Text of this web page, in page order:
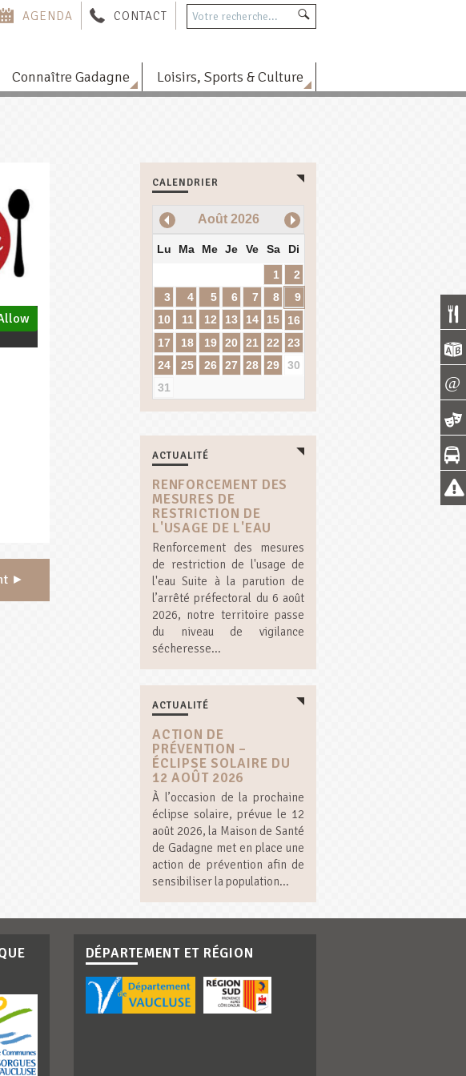
AGENDA CONTACT
Connaître Gadagne Loisirs, Sports & Culture
►
CALENDRIER
Août 2026
Lu Ma Me Je Ve Sa
Di
1
2
3
4 5 6 7 8
9
10
11 12 13 14 15
16
17
18 19 20 21 22
23
24
25 26 27 28 29
30
31
ACTUALITÉ
RENFORCEMENT DES
MESURES DE
RESTRICTION DE
L'USAGE DE L'EAU
Renforcement des mesures
de restriction de l'usage de
l'eau Suite à la parution de
l’arrêté préfectoral du 6 août
2026, notre territoire passe
du niveau de vigilance
sécheresse...
ACTUALITÉ
ACTION DE
PRÉVENTION –
ÉCLIPSE SOLAIRE DU
12 AOÛT 2026
À l’occasion de la prochaine
éclipse solaire, prévue le 12
août 2026, la Maison de Santé
de Gadagne met en place une
action de prévention afin de
sensibiliser la population...
DÉPARTEMENT ET RÉGION